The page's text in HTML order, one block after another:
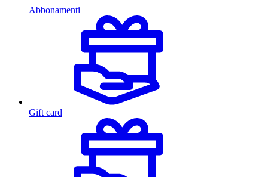
Abbonamenti
Gift card